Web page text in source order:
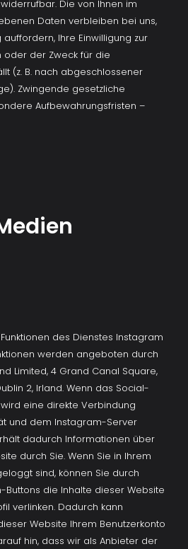
Die von Ihnen im
Daten verbleiben bei uns,
auffordern, Ihre Einwilligung zur
der Zweck für die
(z. B. nach abgeschlossener
Zwingende gesetzliche
Aufbewahrungsfristen –
des Dienstes Instagram
werden angeboten durch
Limited, 4 Grand Canal Square,
2, Irland. Wenn das Social-
eine direkte Verbindung
und dem Instagram-Server
dadurch Informationen über
durch Sie. Wenn Sie in Ihrem
sind, können Sie durch
Buttons die Inhalte dieser Website
verlinken. Dadurch kann
Website Ihrem Benutzerkonto
hin, dass wir als Anbieter der